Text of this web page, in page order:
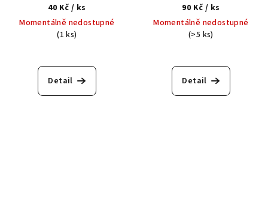
40 Kč / ks
Momentálně nedostupné
(1 ks)
Detail
90 Kč / ks
Momentálně nedostupné
(>5 ks)
Detail